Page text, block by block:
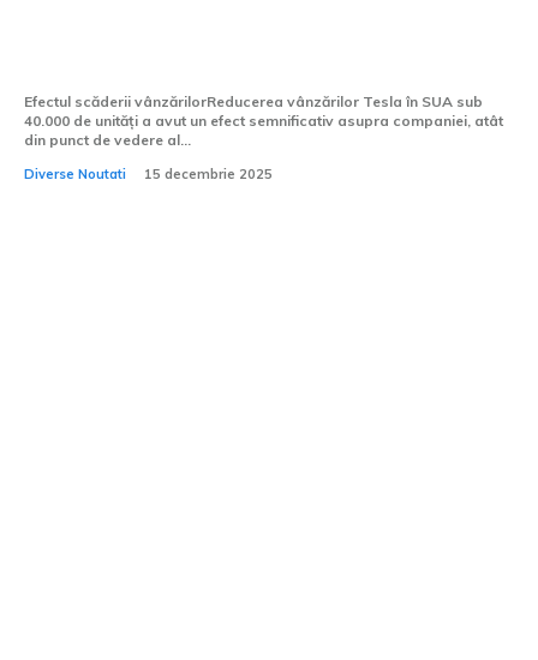
Efectul scăderii vânzărilorReducerea vânzărilor Tesla în SUA sub
40.000 de unități a avut un efect semnificativ asupra companiei, atât
din punct de vedere al...
Diverse Noutati 15 decembrie 2025